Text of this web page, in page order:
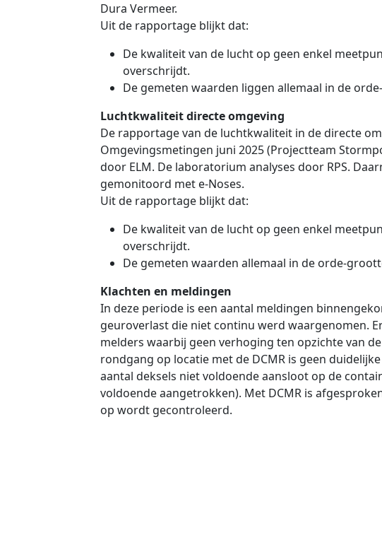
Dura Vermeer.
Uit de rapportage blijkt dat:
De kwaliteit van de lucht op geen enkel
overschrijdt.
De gemeten waarden liggen allemaal in de
Luchtkwaliteit directe omgeving
De rapportage van de luchtkwaliteit in de directe
Omgevingsmetingen juni 2025 (Projectteam
door ELM. De laboratorium analyses door RPS.
gemonitoord met e-Noses.
Uit de rapportage blijkt dat:
De kwaliteit van de lucht op geen enkel
overschrijdt.
De gemeten waarden allemaal in de orde-
Klachten en meldingen
In deze periode is een aantal meldingen
geuroverlast die niet continu werd waargenomen.
melders waarbij geen verhoging ten opzichte van
rondgang op locatie met de DCMR is geen
aantal deksels niet voldoende aansloot op de
voldoende aangetrokken). Met DCMR is
op wordt gecontroleerd.